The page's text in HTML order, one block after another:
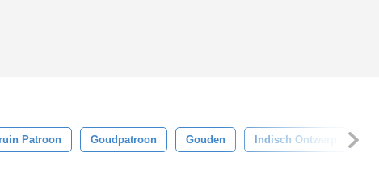
Patroon Goudpatroon Gouden Indisch Ontwerp